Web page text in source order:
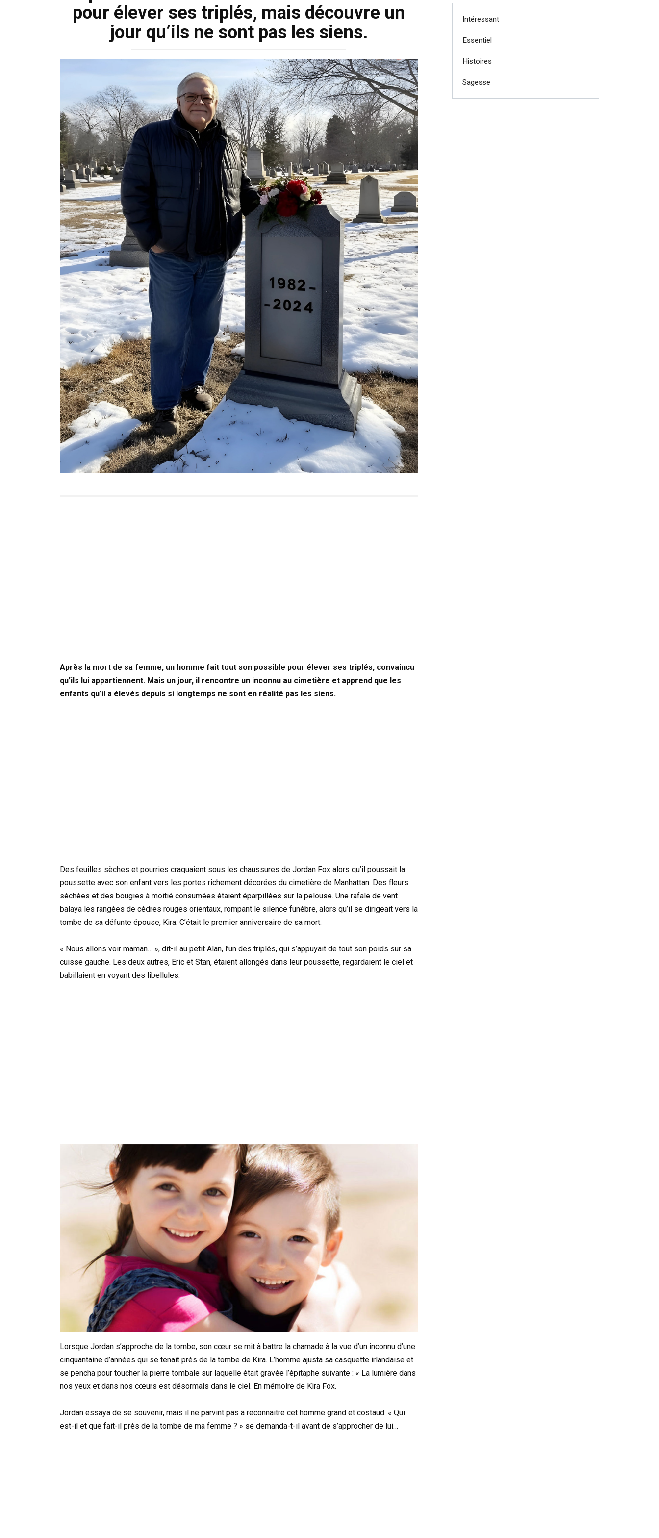
pour élever ses triplés, mais découvre un
jour qu’ils ne sont pas les siens.
Après la mort de sa femme, un homme fait tout son possible pour élever ses triplés, convaincu
qu’ils lui appartiennent. Mais un jour, il rencontre un inconnu au cimetière et apprend que les
enfants qu’il a élevés depuis si longtemps ne sont en réalité pas les siens.
Des feuilles sèches et pourries craquaient sous les chaussures de Jordan Fox alors qu’il poussait la
poussette avec son enfant vers les portes richement décorées du cimetière de Manhattan. Des fleurs
séchées et des bougies à moitié consumées étaient éparpillées sur la pelouse. Une rafale de vent
balaya les rangées de cèdres rouges orientaux, rompant le silence funèbre, alors qu’il se dirigeait vers la
tombe de sa défunte épouse, Kira. C’était le premier anniversaire de sa mort.
« Nous allons voir maman… », dit-il au petit Alan, l’un des triplés, qui s’appuyait de tout son poids sur sa
cuisse gauche. Les deux autres, Eric et Stan, étaient allongés dans leur poussette, regardaient le ciel et
babillaient en voyant des libellules.
Lorsque Jordan s’approcha de la tombe, son cœur se mit à battre la chamade à la vue d’un inconnu d’une
cinquantaine d’années qui se tenait près de la tombe de Kira. L’homme ajusta sa casquette irlandaise et
se pencha pour toucher la pierre tombale sur laquelle était gravée l’épitaphe suivante : « La lumière dans
nos yeux et dans nos cœurs est désormais dans le ciel. En mémoire de Kira Fox.
Jordan essaya de se souvenir, mais il ne parvint pas à reconnaître cet homme grand et costaud. « Qui
est-il et que fait-il près de la tombe de ma femme ? » se demanda-t-il avant de s’approcher de lui…
Intéressant
Essentiel
Histoires
Sagesse